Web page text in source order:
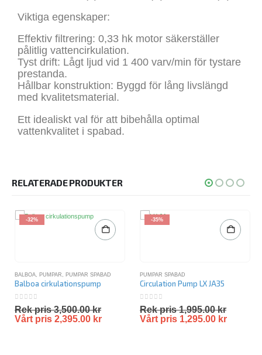
Viktiga egenskaper:
Effektiv filtrering: 0,33 hk motor säkerställer
pålitlig vattencirkulation.
Tyst drift: Lågt ljud vid 1 400 varv/min för tystare
prestanda.
Hållbar konstruktion: Byggd för lång livslängd
med kvalitetsmaterial.
Ett idealiskt val för att bibehålla optimal
vattenkvalitet i spabad.
RELATERADE PRODUKTER
-32%
BALBOA, PUMPAR , PUMPAR SPABAD
Balboa cirkulationspump
0out of 5
Rek pris3,500.00kr
Vårt pris 2,395.00 kr
-35%
PUMPAR SPABAD
Circulation Pump LX JA35
0out of 5
Rek pris1,995.00kr
Vårt pris 1,295.00 kr